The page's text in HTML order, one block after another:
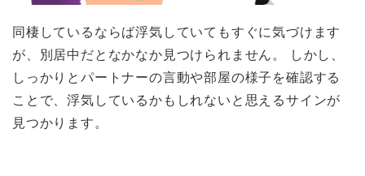
同棲しているならば浮気していてもすぐに気づけます
が、別居中だとなかなか見つけられません。 しかし、
しっかりとパートナーの言動や部屋の様子を確認する
ことで、浮気しているかもしれないと思えるサインが
見つかります。